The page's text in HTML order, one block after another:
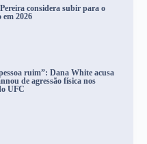
considera subir para o
em 2026
ruim”: Dana White acusa
de agressão física nos
UFC